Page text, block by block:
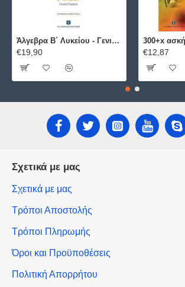
Άλγεβρα B΄ Λυκείου - Γενικής Παιδείας ΕΛΛΗΝΟΕΚΔΟΤΙΚΗ
€19,90 €12,87
Σχετικά με μας
Σχετικά με μας
Τρόποι Αποστολής
Τρόποι Πληρωμής
Όροι και Προϋποθέσεις
Πολιτική Απορρήτου